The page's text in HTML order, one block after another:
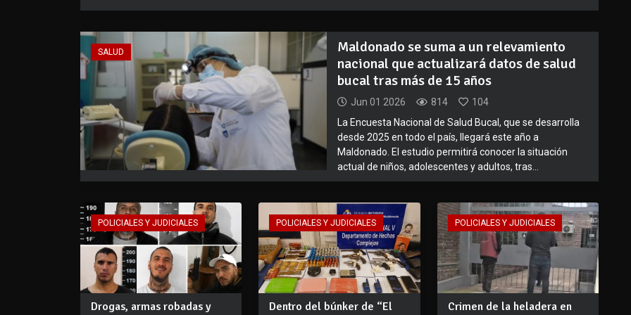
SALUD
Maldonado se suma a un relevamiento
nacional que actualizará datos de salud
bucal tras más de 15 años
Jun 01 2026 814
104
La Encuesta Nacional de Salud Bucal, que se desarrolla
desde 2025 en todo el país, llegará este año a
Maldonado. El estudio permitirá conocer la situación
actual de niños, adolescentes y adultos, tras...
POLICIALES Y JUDICIALES
Drogas, armas robadas y
POLICIALES Y JUDICIALES
Dentro del búnker de “El
POLICIALES Y JUDICIALES
Crimen de la heladera en